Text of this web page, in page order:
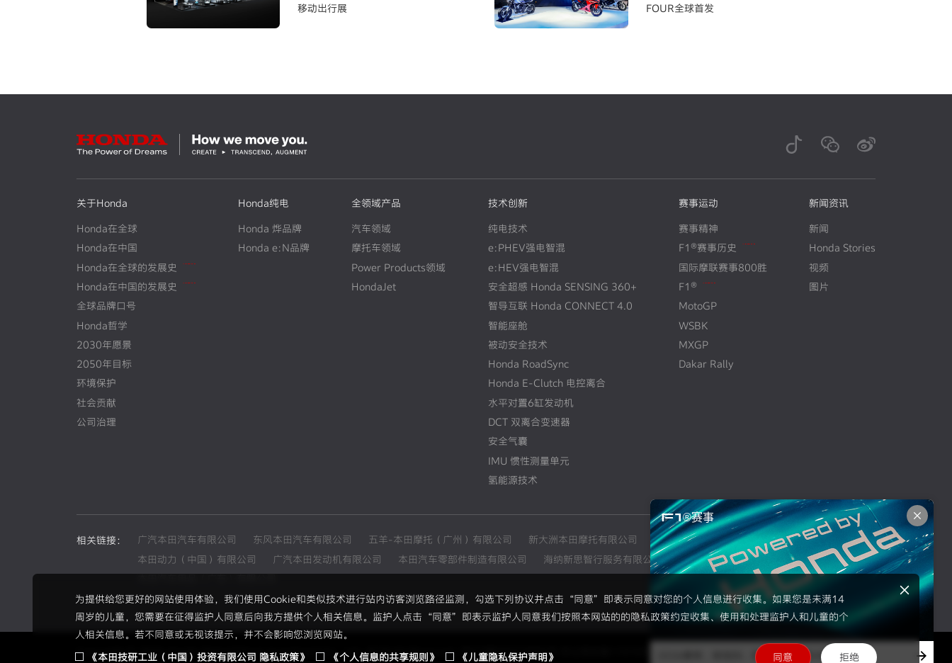
移动出行展
FOUR全球首发
为提供给您更好的网站使用体验，我们使用Cookie和类似技术进行站内访客浏览路径监测，勾选下列协议并点击“同意”即表示同意对您的个人信息进行收集。如果您是未满14
周岁的儿童，您需要在征得监护人同意后向我方提供个人相关信息。监护人点击“同意”即表示监护人同意我们按照本网站的的隐私政策约定收集、使用和处理监护人和儿童的个
人相关信息。若不同意或无视该提示，并不会影响您浏览网站。
《本田技研工业（中国）投资有限公司 隐私政策》
《个人信息的共享规则》 《儿童隐私保护声明》 同意 拒绝
关于Honda
Honda在全球
Honda在中国
Honda在全球的发展史
Honda在中国的发展史
全球品牌口号
Honda哲学
2030年愿景
2050年目标
环境保护
社会贡献
公司治理
Honda纯电
Honda 烨品牌
Honda e:N品牌
全领域产品
汽车领域
摩托车领域
Power Products领域
HondaJet
技术创新
纯电技术
e:PHEV强电智混
e:HEV强电智混
安全超感 Honda SENSING 360+
智导互联 Honda CONNECT 4.0
智能座舱
被动安全技术
Honda RoadSync
Honda E-Clutch 电控离合
水平对置6缸发动机
DCT 双离合变速器
安全气囊
IMU 惯性测量单元
氢能源技术
赛事运动
赛事精神
F1®赛事历史
国际摩联赛事800胜
F1®
MotoGP
WSBK
MXGP
Dakar Rally
新闻资讯
新闻
Honda Stories
视频
图片
相关链接： 广汽本田汽车有限公司 东风本田汽车有限公司 五羊-本田摩托（广州）有限公司 新大洲本田摩托有限公司
本田摩托车销售（上海）有限公司
本田动力（中国）有限公司
广汽本田发动机有限公司 本田汽车零部件制造有限公司 海纳新思智行服务有限公司
东风本田汽车零部件有限公司
Copyright © 2026 Honda Motor(China) Investment Co., Ltd. All Right Reserved. 京ICP备05023886号
F1®赛事
2026赛季、新规则、新伙伴、全新H标识